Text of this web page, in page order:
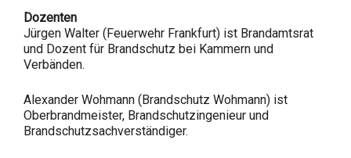
Dozenten
Jürgen Walter (Feuerwehr Frankfurt) ist Brandamtsrat
und Dozent für Brandschutz bei Kammern und
Verbänden.
Alexander Wohmann (Brandschutz Wohmann) ist
Oberbrandmeister, Brandschutzingenieur und
Brandschutzsachverständiger.